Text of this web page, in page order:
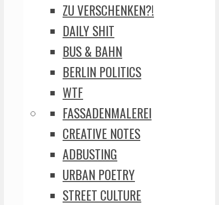
ZU VERSCHENKEN?!
DAILY SHIT
BUS & BAHN
BERLIN POLITICS
WTF
FASSADENMALEREI
CREATIVE NOTES
ADBUSTING
URBAN POETRY
STREET CULTURE